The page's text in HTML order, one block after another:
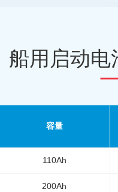
船用启动
容量
110Ah
200Ah